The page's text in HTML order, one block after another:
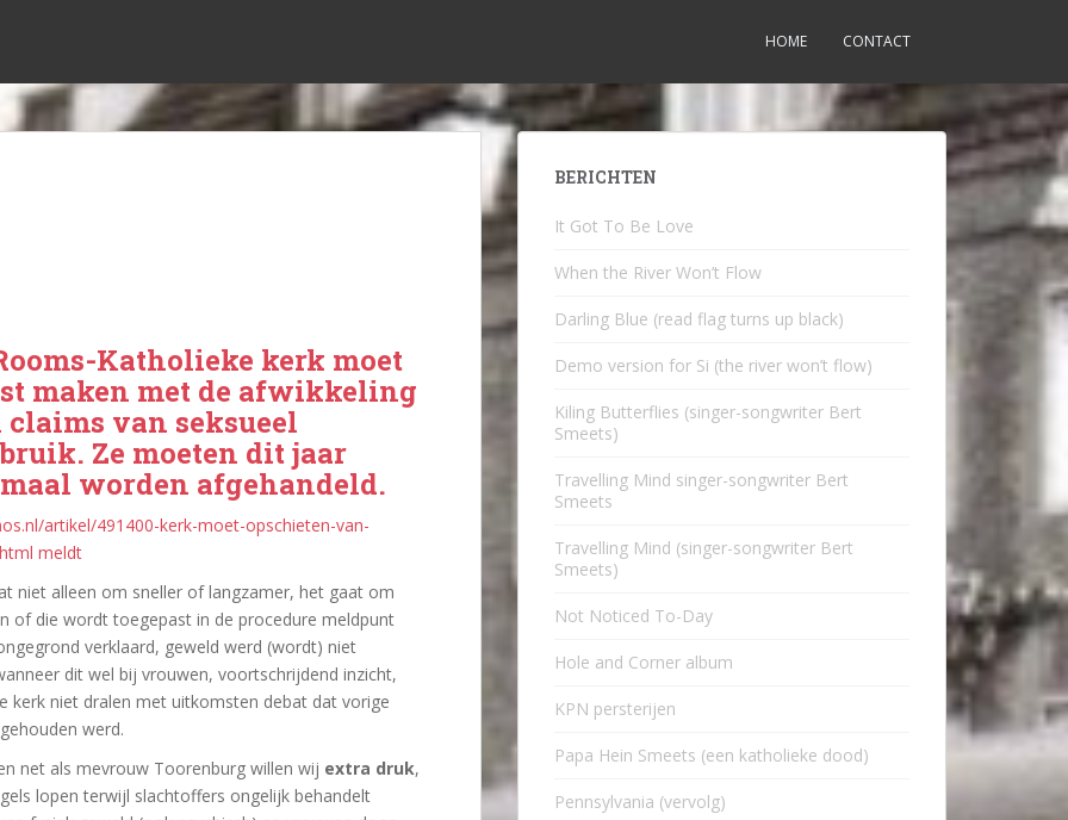
HOME CONTACT
Katholieke kerk moet
maken met de afwikkeling
claims van seksueel
Ze moeten dit jaar
worden afgehandeld.
artikel/491400-kerk-moet-opschieten-van-
meldt
niet alleen om sneller of langzamer, het gaat om
of die wordt toegepast in de procedure meldpunt
verklaard, geweld werd (wordt) niet
dit wel bij vrouwen, voortschrijdend inzicht,
kerk niet dralen met uitkomsten debat dat vorige
werd.
net als mevrouw Toorenburg willen wij extra druk,
lopen terwijl slachtoffers ongelijk behandelt
BERICHTEN
It Got To Be Love
When the River Won’t Flow
Darling Blue (read flag turns up black)
Demo version for Si (the river won’t flow)
Kiling Butterflies (singer-songwriter Bert
Smeets)
Travelling Mind singer-songwriter Bert
Smeets
Travelling Mind (singer-songwriter Bert
Smeets)
Not Noticed To-Day
Hole and Corner album
KPN persterijen
Papa Hein Smeets (een katholieke dood)
Pennsylvania (vervolg)